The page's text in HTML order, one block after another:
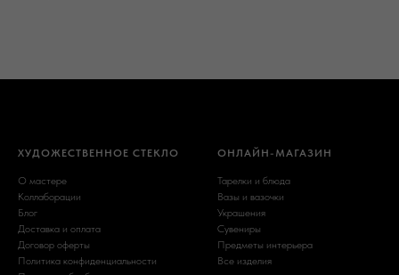
ХУДОЖЕСТВЕННОЕ СТЕКЛО
О мастере
Коллаборации
Блог
Доставка и оплата
Договор оферты
Политика конфиденциальности
ОНЛАЙН-МАГАЗИН
Тарелки и блюда
Вазы и вазочки
Украшения
Сувениры
Предметы интерьера
Все изделия